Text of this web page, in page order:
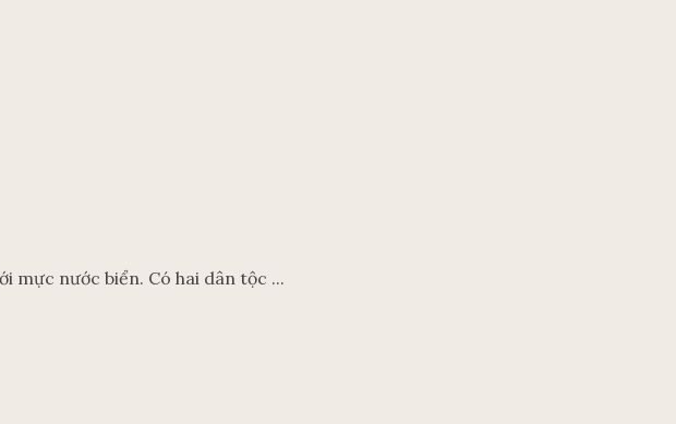
mực nước biển. Có hai dân tộc ...